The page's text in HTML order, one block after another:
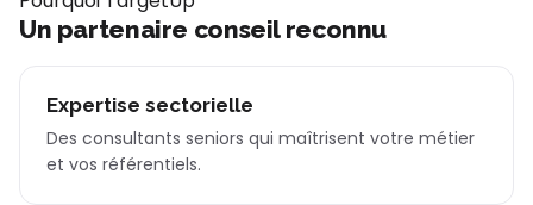
Un partenaire conseil reconnu
Expertise sectorielle
Des consultants seniors qui maîtrisent votre métier
et vos référentiels.